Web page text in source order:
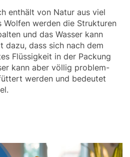
enthält von Natur aus viel
Wolfen werden die Strukturen
und das Wasser kann
dazu, dass sich nach dem
Flüssigkeit in der Packung
kann aber völlig problem-
werden und bedeutet